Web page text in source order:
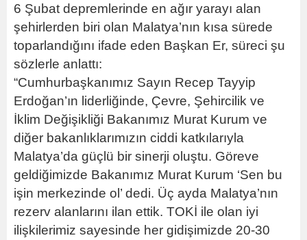
6 Şubat depremlerinde en ağır yarayı alan
şehirlerden biri olan Malatya’nın kısa sürede
toparlandığını ifade eden Başkan Er, süreci şu
sözlerle anlattı:
“Cumhurbaşkanımız Sayın Recep Tayyip
Erdoğan’ın liderliğinde, Çevre, Şehircilik ve
İklim Değişikliği Bakanımız Murat Kurum ve
diğer bakanlıklarımızın ciddi katkılarıyla
Malatya’da güçlü bir sinerji oluştu. Göreve
geldiğimizde Bakanımız Murat Kurum ‘Sen bu
işin merkezinde ol’ dedi. Üç ayda Malatya’nın
rezerv alanlarını ilan ettik. TOKİ ile olan iyi
ilişkilerimiz sayesinde her gidişimizde 20-30